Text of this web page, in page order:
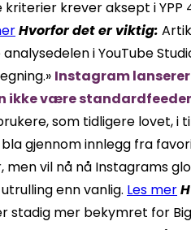
krever aksept i
Hvorfor det er viktig:
i YouTube
Instagram
ikke være standardfeeder
som tidligere lovet, i
gjennom innlegg fra
vil nå nå Instagrams
enn vanlig. Les mer
stadig mer bekymret for